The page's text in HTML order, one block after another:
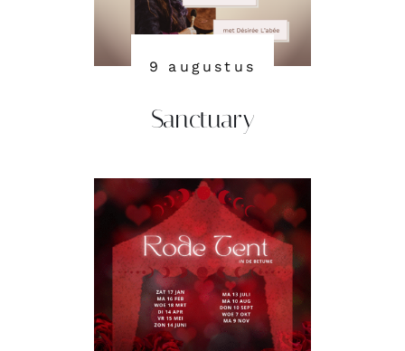
9 augustus
Sanctuary
Rode Tent ~ in de
Betuwe